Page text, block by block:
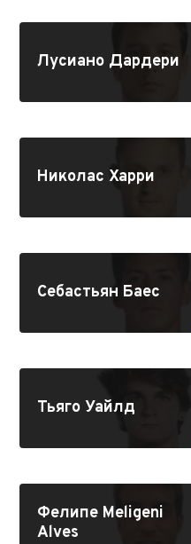
Лусиано Дардери
Николас Харри
Себастьян Баес
Тьяго Уайлд
Фелипе Meligeni
Alves